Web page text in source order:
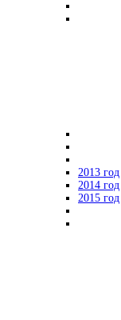
2013 год
2014 год
2015 год